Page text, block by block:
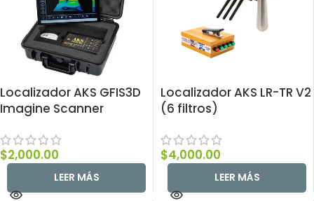
Localizador AKS GFIS3D
Imagine Scanner
$2,000.00
LEER MÁS
Localizador AKS LR-TR V2
(6 filtros)
$4,000.00
LEER MÁS